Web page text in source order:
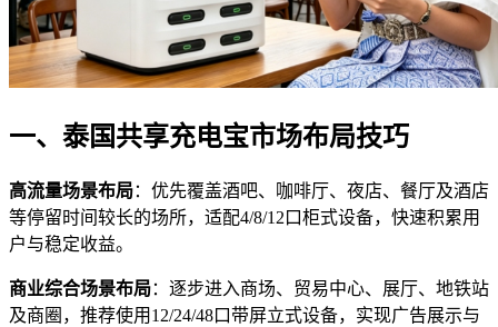
一、泰国共享充电宝市场布局技巧
高流量场景布局：优先覆盖酒吧、咖啡厅、夜店、餐厅及酒店
等停留时间较长的场所，适配4/8/12口柜式设备，快速积累用
户与稳定收益。
商业综合场景布局：逐步进入商场、贸易中心、展厅、地铁站
及商圈，推荐使用12/24/48口带屏立式设备，实现广告展示与